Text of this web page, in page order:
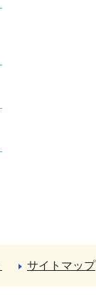
サイトマップ